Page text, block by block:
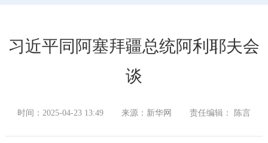
习近平同阿塞拜疆总统阿利耶夫会
谈
时间：2025-04-23 13:49 来源：新华网 责任编辑： 陈言